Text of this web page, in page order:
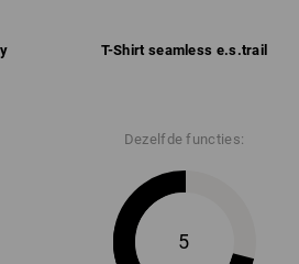
T-Shirt seamless e.s.​trail
Dezelfde functies:
5